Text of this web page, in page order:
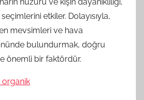
etkiler. Dolayısıyla,
mevsimleri ve hava
bulundurmak, doğru
önemli bir faktördür.
organik